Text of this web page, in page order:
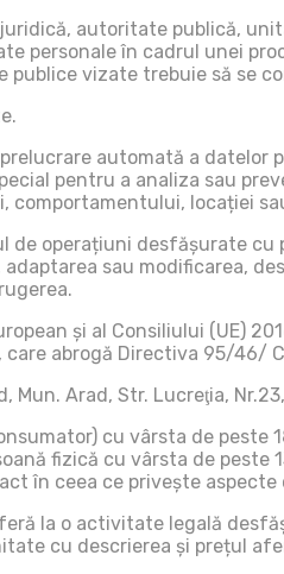
autoritate publică,
personale în cadrul unei
vizate trebuie să se
automată a
pentru a analiza sau
comportamentului, locației
de operațiuni desfășurate
sau modificarea,
și al Consiliului (UE)
abrogă Directiva 95/46/
Arad, Str. Lucreţia, Nr.23,
cu vârsta de
fizică cu vârsta de
în ceea ce privește
la o activitate legală
cu descrierea și prețul